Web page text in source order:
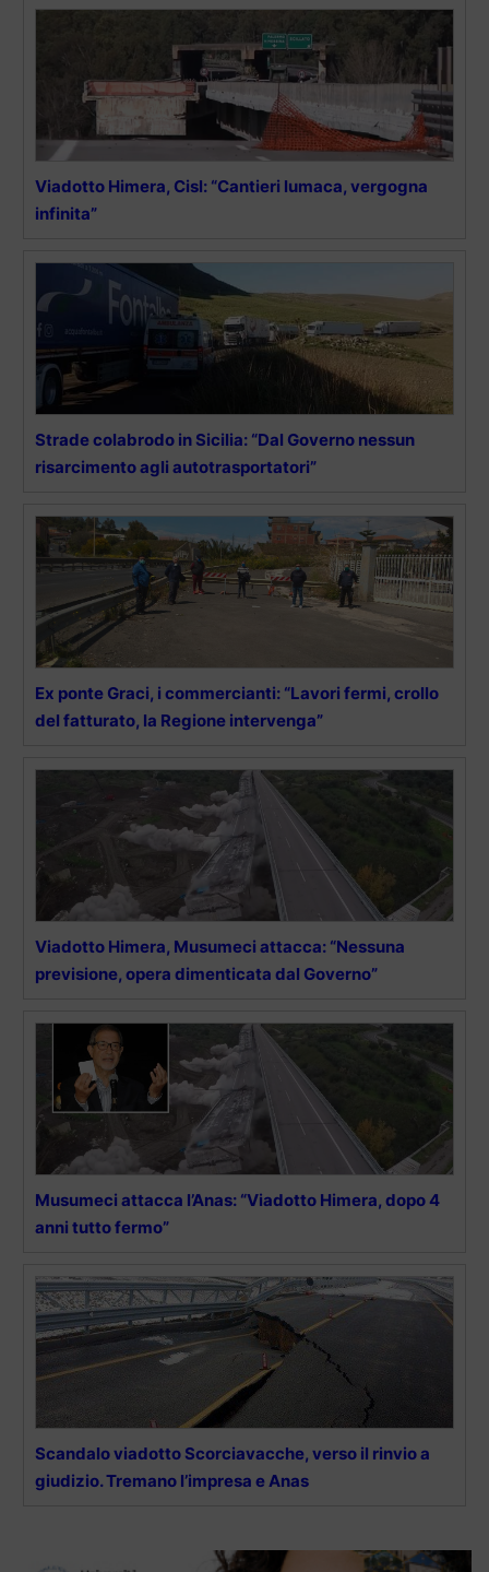
Viadotto Himera, Cisl: “Cantieri lumaca, vergogna
infinita”
Strade colabrodo in Sicilia: “Dal Governo nessun
risarcimento agli autotrasportatori”
Ex ponte Graci, i commercianti: “Lavori fermi, crollo
del fatturato, la Regione intervenga”
Viadotto Himera, Musumeci attacca: “Nessuna
previsione, opera dimenticata dal Governo”
Musumeci attacca l’Anas: “Viadotto Himera, dopo 4
anni tutto fermo”
Scandalo viadotto Scorciavacche, verso il rinvio a
giudizio. Tremano l’impresa e Anas